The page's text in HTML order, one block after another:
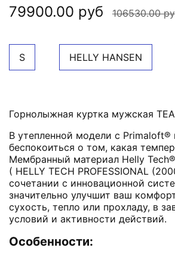
79900.00 руб
106530.00
S HELLY HANSEN
Горнолыжная куртка мужская
В утепленной модели с Primaloft®
беспокоиться о том, какая
Мембранный материал Helly
( HELLY TECH PROFESSIONAL
сочетании с инновационной
значительно улучшит ваш
сухость, тепло или прохладу, в
условий и активности действий.
Особенности: